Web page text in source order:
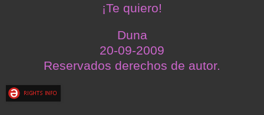
¡Te quiero!
Duna
20-09-2009
Reservados derechos de autor.